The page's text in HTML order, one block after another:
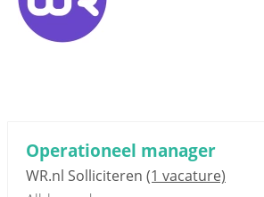
Operationeel manager
WR.nl Solliciteren (1 vacature)